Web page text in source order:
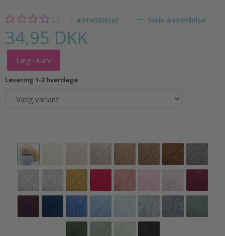
1 anmeldelser Skriv anmeldelse
34,95 DKK
Læg i kurv
Levering 1-2 hverdage